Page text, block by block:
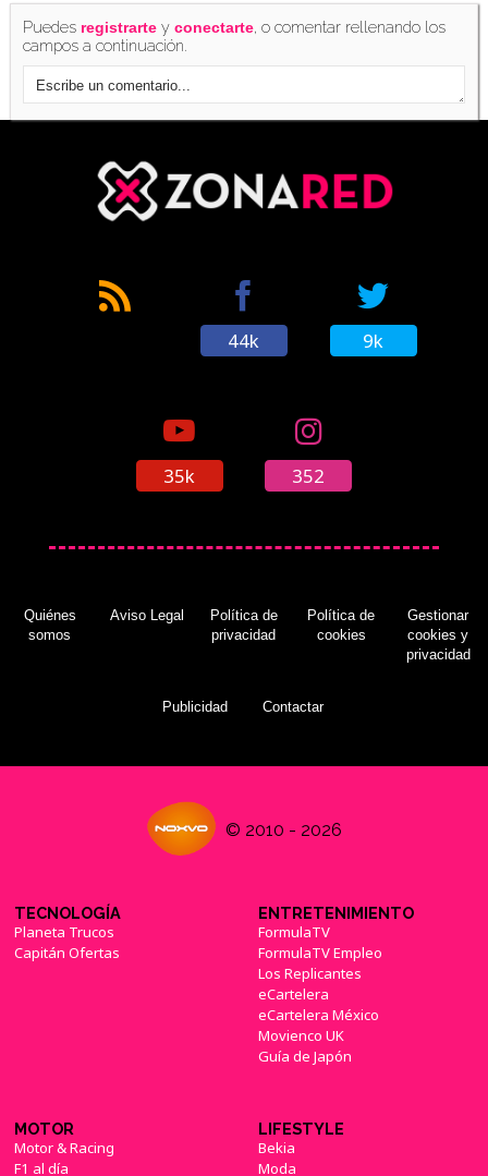
Puedes registrarte yconectarte, o comentar rellenando los
campos a continuación.
44k 9k
35k 352
Quiénes
somos
Aviso Legal
Política de
privacidad
Política de
cookies
Gestionar
cookies y
privacidad
Publicidad Contactar
© 2010 - 2026
TECNOLOGÍA
Planeta Trucos
Capitán Ofertas
ENTRETENIMIENTO
FormulaTV
FormulaTV Empleo
Los Replicantes
eCartelera
eCartelera México
Movienco UK
Guía de Japón
MOTOR
Motor & Racing
F1 al día
LIFESTYLE
Bekia
Moda